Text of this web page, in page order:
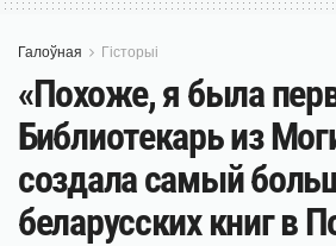
Галоўная Гісторыі
«Похоже, я была
Библиотекарь из
создала самый
беларусских книг в